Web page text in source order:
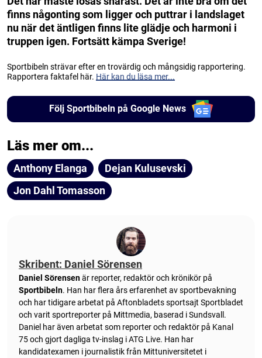
finns någonting som ligger och puttrar i landslaget
nu när det äntligen finns lite glädje och harmoni i
truppen igen. Fortsätt kämpa Sverige!
Sportbibeln strävar efter en trovärdig och mångsidig rapportering.
Rapportera faktafel här. Här kan du läsa mer...
Följ Sportbibeln på Google News
Läs mer om...
Anthony Elanga
Dejan Kulusevski
Jon Dahl Tomasson
Skribent: Daniel Sörensen
Daniel Sörensenär reporter, redaktör och krönikör på
Sportbibeln. Han har flera års erfarenhet av sportbevakning
och har tidigare arbetat på Aftonbladets sportsajt Sportbladet
och varit sportreporter på Mittmedia, baserad i Sundsvall.
Daniel har även arbetat som reporter och redaktör på Kanal
75 och gjort dagliga tv-inslag i ATG Live. Han har
kandidatexamen i journalistik från Mittuniversitetet i